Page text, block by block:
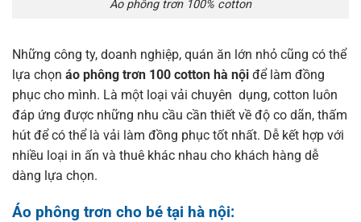
Áo phông trơn 100% cotton
Những công ty, doanh nghiệp, quán ăn lớn nhỏ cũng có thể
lựa chọn áo phông trơn 100 cotton hà nội để làm đồng
phục cho mình. Là một loại vải chuyên dụng, cotton luôn
đáp ứng được những nhu cầu cần thiết về độ co dãn, thấm
hút để có thể là vải làm đồng phục tốt nhất. Dễ kết hợp với
nhiều loại in ấn và thuê khác nhau cho khách hàng dễ
dàng lựa chọn.
Áo phông trơn cho bé tại hà nội: